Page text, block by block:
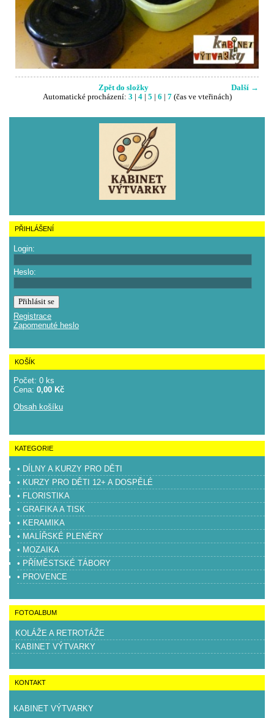
Další →
Zpět do složky
Automatické procházení: 3 4| 5 6 7(čas ve vteřinách)
PŘIHLÁŠENÍ
Login:
Heslo:
Registrace
Zapomenuté heslo
KOŠÍK
Počet: 0 ks
Cena: 0,00 Kč
Obsah košíku
KATEGORIE
• DÍLNY A KURZY PRO DĚTI
• KURZY PRO DĚTI 12+ A DOSPĚLÉ
• FLORISTIKA
• GRAFIKA A TISK
• KERAMIKA
• MALÍŘSKÉ PLENÉRY
• MOZAIKA
• PŘÍMĚSTSKÉ TÁBORY
• PROVENCE
FOTOALBUM
KOLÁŽE A RETROTÁŽE
KABINET VÝTVARKY
KONTAKT
KABINET VÝTVARKY